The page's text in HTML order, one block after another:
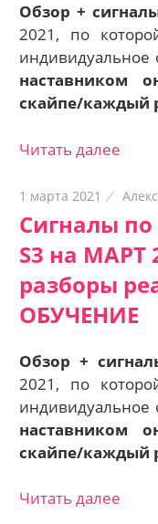
Обзор +
2021, по
индивидуальное
наставником
скайпе/каждый
Читать далее
1 марта 2021
Сигналы по
S3 на МАРТ
разборы
ОБУЧЕНИЕ
Обзор +
2021, по
индивидуальное
наставником
скайпе/каждый
Читать далее